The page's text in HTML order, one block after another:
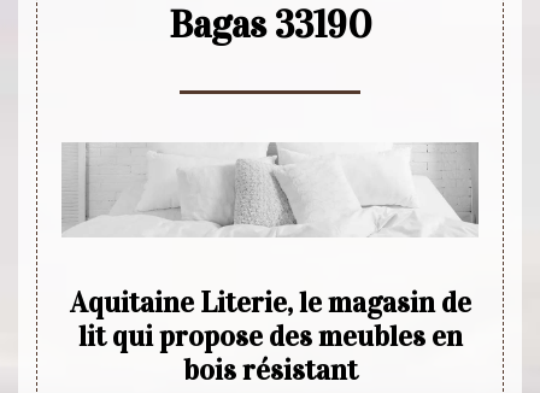
Bagas 33190
Aquitaine Literie, le magasin de
lit qui propose des meubles en
bois résistant
de